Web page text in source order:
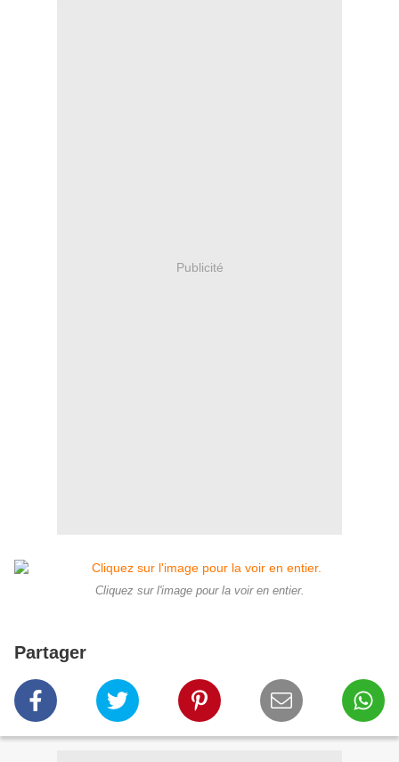
Publicité
Cliquez sur l'image pour la voir en entier.
Partager